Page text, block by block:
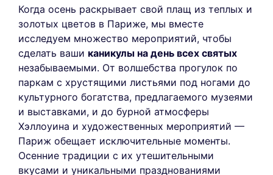
Когда осень раскрывает свой плащ из теплых и
золотых цветов в Париже, мы вместе
исследуем множество мероприятий, чтобы
сделать ваши каникулы на день всех святых
незабываемыми. От волшебства прогулок по
паркам с хрустящими листьями под ногами до
культурного богатства, предлагаемого музеями
и выставками, и до бурной атмосферы
Хэллоуина и художественных мероприятий —
Париж обещает исключительные моменты.
Осенние традиции с их утешительными
вкусами и уникальными празднованиями